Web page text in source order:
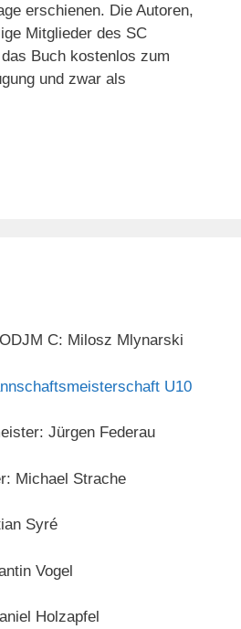
erschienen. Die Autoren,
Mitglieder des SC
Buch kostenlos zum
und zwar als
C: Milosz Mlynarski
U10
Jürgen Federau
Michael Strache
Syré
Vogel
Holzapfel